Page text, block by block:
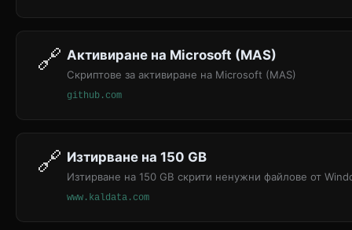
🔗 Aктивиране на Microsoft (MAS)
Скриптове за активиране на Microsoft (MAS)
github.com
🔗 Изтирване на 150 GB
Изтирване на 150 GB скрити ненужни файлове от
www.kaldata.com